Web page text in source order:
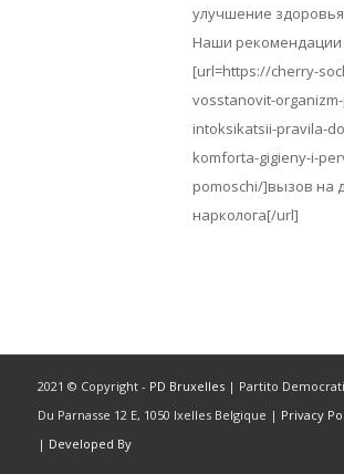
улучшение
Наши рекомендации
[url=https://cherry-
vosstanovit-
intoksikatsii-pravila-
komforta-gigieny-i-
pomoschi/]вызов на
нарколога[/url]
2021 © Copyright - PD Bruxelles| Partito
Du Parnasse 12 E, 1050 Ixelles Belgique | Privacy
| Developed By